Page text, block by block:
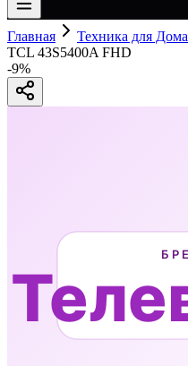
Главная Техника для Дома
TCL 43S5400A FHD
-9%